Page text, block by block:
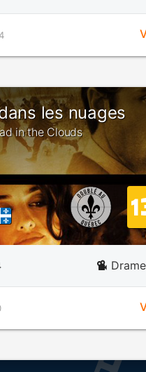
les nuages
in the Clouds